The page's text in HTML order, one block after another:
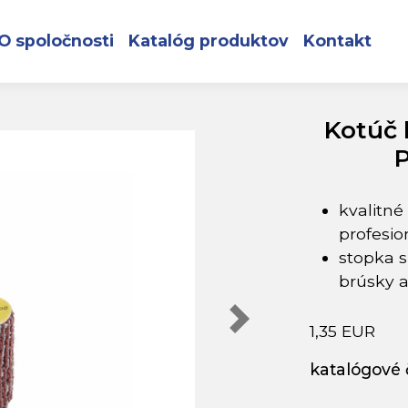
spoločnosti Katalóg produktov Kontakt
Kotúč
kvalitné
stopka
brúsky
1,35 EUR
katalógové